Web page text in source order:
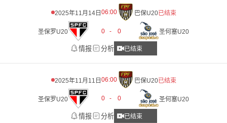
2025年11月14日 06:00 巴保U20已结束
圣保罗U20 0 - 0 圣何塞U20
情报 分析 已结束
2025年11月11日 06:00 巴保U20已结束
圣保罗U20 0 - 0 圣何塞U20
情报 分析 已结束